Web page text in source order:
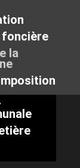
foncière
la